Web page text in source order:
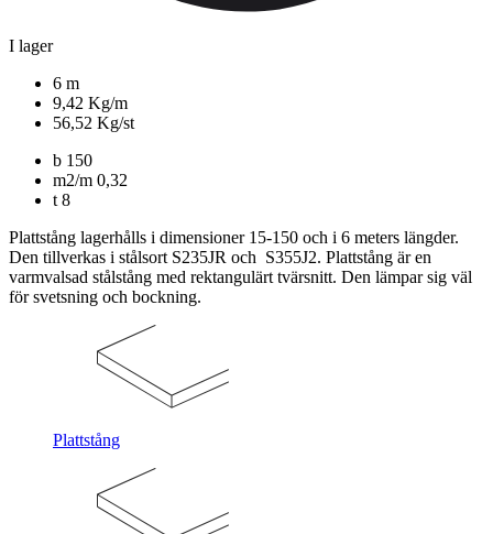
I lager
6 m
9,42 Kg/m
56,52 Kg/st
b 150
m2/m 0,32
t 8
Plattstång lagerhålls i dimensioner 15-150 och i 6 meters längder.
Den tillverkas i stålsort S235JR och S355J2. Plattstång är en
varmvalsad stålstång med rektangulärt tvärsnitt. Den lämpar sig väl
för svetsning och bockning.
Plattstång